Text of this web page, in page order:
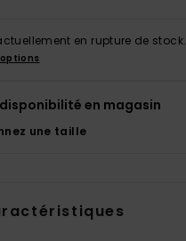
en rupture de stock.
en magasin
une taille